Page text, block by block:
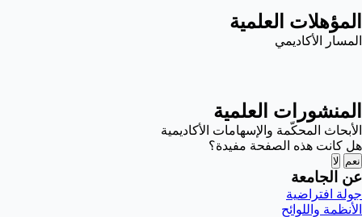
المؤهلات العلمية
المسار الأكاديمي
المنشورات العلمية
الأبحاث المحكّمة والإسهامات الأكاديمية
هل كانت هذه الصفحة مفيدة؟
نعم لا
عن الجامعة
جولة افتراضية
الأنظمة واللوائح